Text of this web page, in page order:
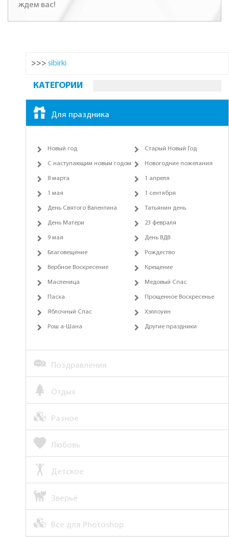
ждем вас!
>>> sibirki
КАТЕГОРИИ
Для праздника
Новый год Старый Новый Год
С наступающим новым годом Новогодние пожелания
8 марта 1 апреля
1 мая 1 сентября
День Святого Валентина Татьянин день
День Матери 23 февраля
9 мая День ВДВ
Благовещение Рождество
Вербное Воскресение Крещение
Масленица Медовый Спас
Пасха Прощенное Воскресенье
Яблочный Спас Хэллоуин
Рош а-Шана Другие праздники
Поздравления
Отдых
Разное
Любовь
Детское
Зверьё
Все для Photoshop